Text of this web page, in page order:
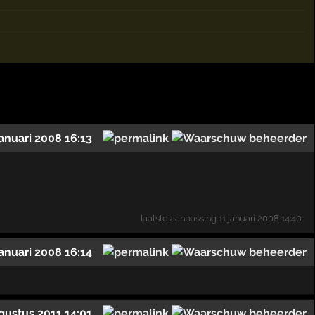
2008 16:13
laatste aanpassing 11 januari 2008 14:40
2008 16:14